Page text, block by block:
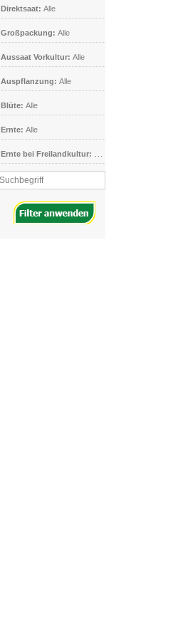
Direktsaat: Alle
Großpackung: Alle
Aussaat Vorkultur: Alle
Auspflanzung: Alle
Blüte: Alle
Ernte: Alle
Ernte bei Freilandkultur: